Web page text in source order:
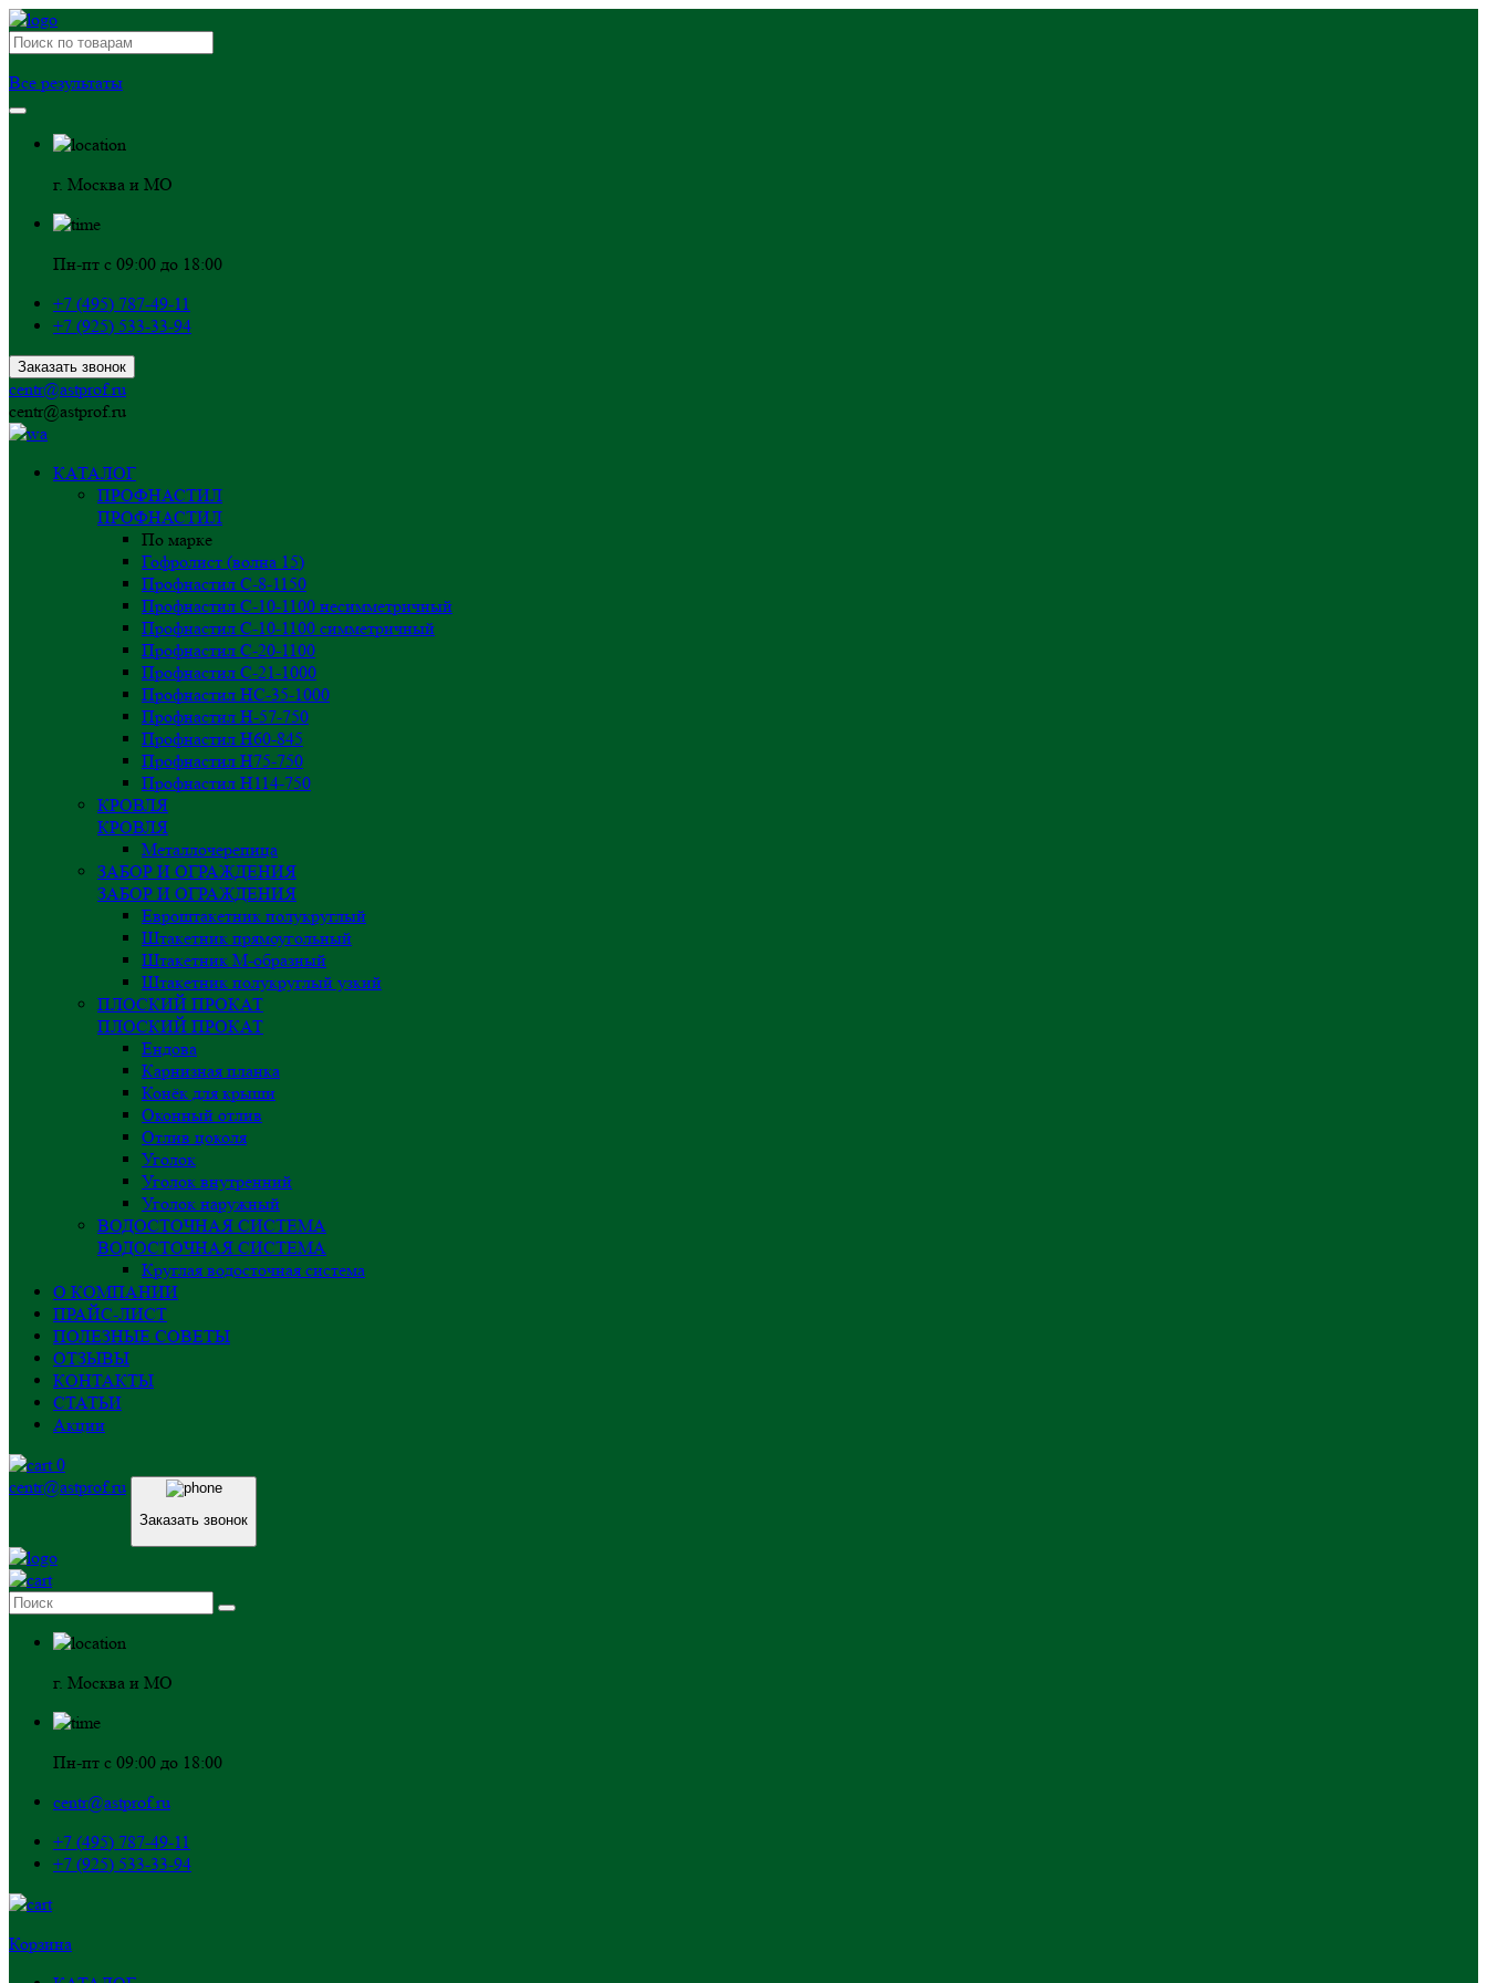
Все результаты
г. Москва и МО
Пн-пт с 09:00 до 18:00
+7 (495) 787-49-11
+7 (925) 533-33-94
Заказать звонок
centr@astprof.ru
centr@astprof.ru
КАТАЛОГ
ПРОФНАСТИЛ
ПРОФНАСТИЛ
По марке
Гофролист (волна 15)
Профнастил С-8-1150
Профнастил С-10-1100 несимметричный
Профнастил С-10-1100 симметричный
Профнастил С-20-1100
Профнастил С-21-1000
Профнастил НС-35-1000
Профнастил H-57-750
Профнастил Н60-845
Профнастил Н75-750
Профнастил Н114-750
КРОВЛЯ
КРОВЛЯ
Металлочерепица
ЗАБОР И ОГРАЖДЕНИЯ
ЗАБОР И ОГРАЖДЕНИЯ
Евроштакетник полукруглый
Штакетник прямоугольный
Штакетник М-образный
Штакетник полукруглый узкий
ПЛОСКИЙ ПРОКАТ
ПЛОСКИЙ ПРОКАТ
Ендова
Карнизная планка
Конёк для крыши
Оконный отлив
Отлив цоколя
Уголок
Уголок внутренний
Уголок наружный
ВОДОСТОЧНАЯ СИСТЕМА
ВОДОСТОЧНАЯ СИСТЕМА
Круглая водосточная система
О КОМПАНИИ
ПРАЙС-ЛИСТ
ПОЛЕЗНЫЕ СОВЕТЫ
ОТЗЫВЫ
КОНТАКТЫ
СТАТЬИ
Акции
0
centr@astprof.ru
Заказать звонок
г. Москва и МО
Пн-пт с 09:00 до 18:00
centr@astprof.ru
+7 (495) 787-49-11
+7 (925) 533-33-94
Корзина